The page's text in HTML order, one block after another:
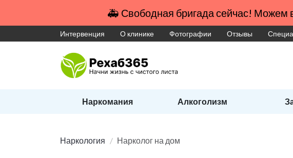
🚑 Свободная бригада сейчас! Можем
Интервенция О клинике Фотографии Отзывы
Наркомания Алкоголизм
Наркология Нарколог на дом